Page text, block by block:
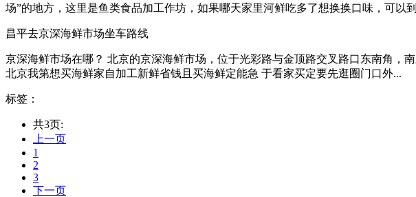
场”的地方，这里是鱼类食品加工作坊，如果哪天家里河鲜吃多了想换换口味，可以
昌平去京深海鲜市场坐车路线
京深海鲜市场在哪？ 北京的京深海鲜市场，位于光彩路与金顶路交叉路口东南角，
北京我第想买海鲜家自加工新鲜省钱且买海鲜定能急 于看家买定要先逛圈门口外...
标签：
共3页:
上一页
1
2
3
下一页